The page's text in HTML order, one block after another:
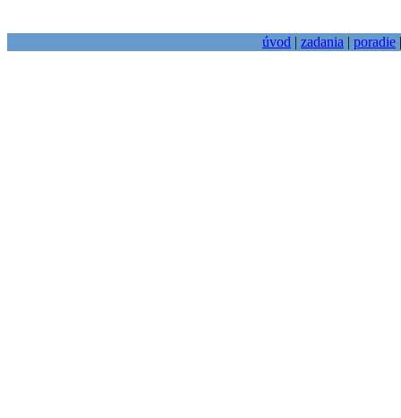
úvod | zadania | poradie